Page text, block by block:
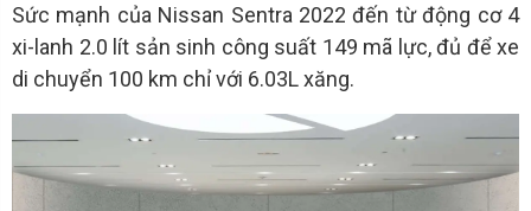
Sức mạnh của Nissan Sentra 2022 đến từ động cơ 4
xi-lanh 2.0 lít sản sinh công suất 149 mã lực, đủ để xe
di chuyển 100 km chỉ với 6.03L xăng.